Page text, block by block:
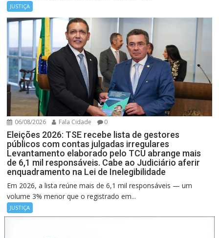
JUSTIÇA
06/08/2026 Fala Cidade 0
Eleições 2026: TSE recebe lista de gestores
públicos com contas julgadas irregulares
Levantamento elaborado pelo TCU abrange mais
de 6,1 mil responsáveis. Cabe ao Judiciário aferir
enquadramento na Lei de Inelegibilidade
Em 2026, a lista reúne mais de 6,1 mil responsáveis — um
volume 3% menor que o registrado em...
JUSTIÇA